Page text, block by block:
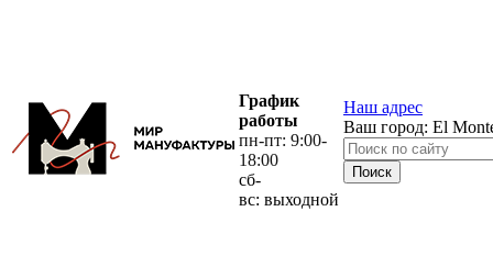
График
работы
пн-пт: 9:00-
18:00
сб-
вс: выходной
Наш адрес
Ваш город: El